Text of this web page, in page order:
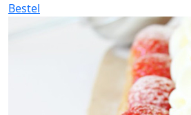
Bestel